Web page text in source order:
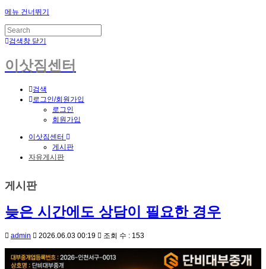
메뉴 건너뛰기
검색창 닫기
이삿짐센터
검색
로그인/회원가입
로그인
회원가입
이삿짐센터
게시판
자유게시판
게시판
늦은 시간에도 상담이 필요한 경우
admin 2026.06.03 00:19 조회 수 : 153